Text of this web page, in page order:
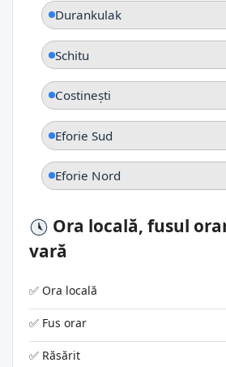
Durankulak
Schitu
Costinești
Eforie Sud
Eforie Nord
Ora locală, fusul
vară
✅ Ora locală
✅ Fus orar
✅ Răsărit